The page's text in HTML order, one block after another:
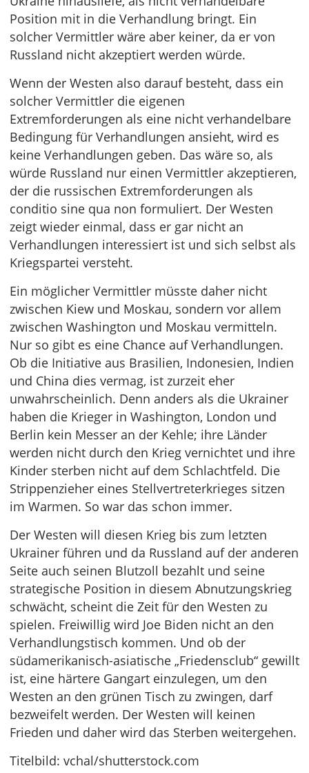
Position mit in die Verhandlung bringt. Ein
solcher Vermittler wäre aber keiner, da er von
Russland nicht akzeptiert werden würde.
Wenn der Westen also darauf besteht, dass ein
solcher Vermittler die eigenen
Extremforderungen als eine nicht verhandelbare
Bedingung für Verhandlungen ansieht, wird es
keine Verhandlungen geben. Das wäre so, als
würde Russland nur einen Vermittler akzeptieren,
der die russischen Extremforderungen als
conditio sine qua non formuliert. Der Westen
zeigt wieder einmal, dass er gar nicht an
Verhandlungen interessiert ist und sich selbst als
Kriegspartei versteht.
Ein möglicher Vermittler müsste daher nicht
zwischen Kiew und Moskau, sondern vor allem
zwischen Washington und Moskau vermitteln.
Nur so gibt es eine Chance auf Verhandlungen.
Ob die Initiative aus Brasilien, Indonesien, Indien
und China dies vermag, ist zurzeit eher
unwahrscheinlich. Denn anders als die Ukrainer
haben die Krieger in Washington, London und
Berlin kein Messer an der Kehle; ihre Länder
werden nicht durch den Krieg vernichtet und ihre
Kinder sterben nicht auf dem Schlachtfeld. Die
Strippenzieher eines Stellvertreterkrieges sitzen
im Warmen. So war das schon immer.
Der Westen will diesen Krieg bis zum letzten
Ukrainer führen und da Russland auf der anderen
Seite auch seinen Blutzoll bezahlt und seine
strategische Position in diesem Abnutzungskrieg
schwächt, scheint die Zeit für den Westen zu
spielen. Freiwillig wird Joe Biden nicht an den
Verhandlungstisch kommen. Und ob der
südamerikanisch-asiatische „Friedensclub“ gewillt
ist, eine härtere Gangart einzulegen, um den
Westen an den grünen Tisch zu zwingen, darf
bezweifelt werden. Der Westen will keinen
Frieden und daher wird das Sterben weitergehen.
Titelbild: vchal/shutterstock.com